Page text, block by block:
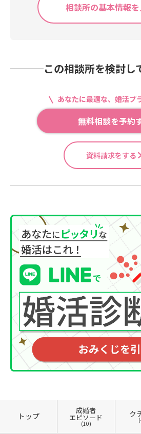
相談所の基本情報を
この相談所を検討し
あなたに最適な、婚活プ
無料相談を予約
資料請求をする
トップ
成婚者
エピソード
(10)
ク